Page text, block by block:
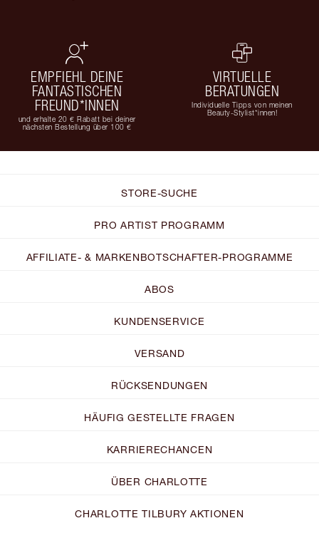
EMPFIEHL DEINE
FANTASTISCHEN
FREUND*INNEN
und erhalte 20 € Rabatt bei deiner
nächsten Bestellung über 100 €
VIRTUELLE
BERATUNGEN
Individuelle Tipps von meinen
Beauty-Stylist*innen!
STORE-SUCHE
PRO ARTIST PROGRAMM
AFFILIATE- & MARKENBOTSCHAFTER-PROGRAMME
ABOS
KUNDENSERVICE
VERSAND
RÜCKSENDUNGEN
HÄUFIG GESTELLTE FRAGEN
KARRIERECHANCEN
ÜBER CHARLOTTE
CHARLOTTE TILBURY AKTIONEN